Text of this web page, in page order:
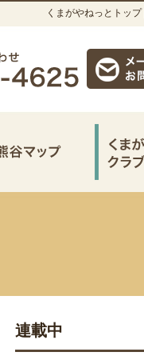
くまがやねっとトップ|
連載中